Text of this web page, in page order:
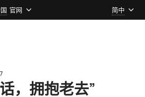
官网 简中
，拥抱老去”